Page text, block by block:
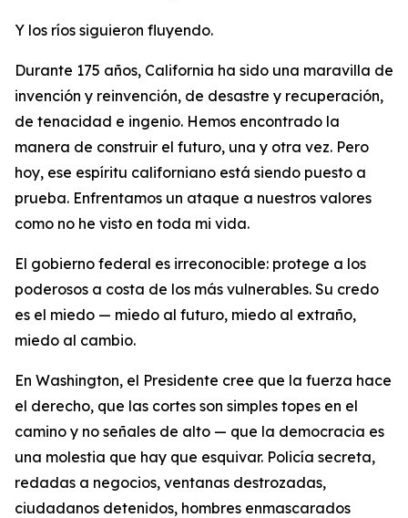
Y los ríos siguieron fluyendo.
Durante 175 años, California ha sido una maravilla de
invención y reinvención, de desastre y recuperación,
de tenacidad e ingenio. Hemos encontrado la
manera de construir el futuro, una y otra vez. Pero
hoy, ese espíritu californiano está siendo puesto a
prueba. Enfrentamos un ataque a nuestros valores
como no he visto en toda mi vida.
El gobierno federal es irreconocible: protege a los
poderosos a costa de los más vulnerables. Su credo
es el miedo — miedo al futuro, miedo al extraño,
miedo al cambio.
En Washington, el Presidente cree que la fuerza hace
el derecho, que las cortes son simples topes en el
camino y no señales de alto — que la democracia es
una molestia que hay que esquivar. Policía secreta,
redadas a negocios, ventanas destrozadas,
ciudadanos detenidos, hombres enmascarados